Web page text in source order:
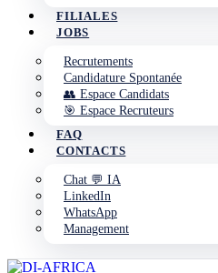
FILIALES
JOBS
Recrutements
Candidature Spontanée
👥 Espace Candidats
🎯 Espace Recruteurs
FAQ
CONTACTS
Chat 💬 IA
LinkedIn
WhatsApp
Management